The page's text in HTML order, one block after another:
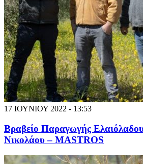
17 ΙΟΥΝΙΟΥ 2022 - 13:53
Βραβείο Παραγωγής
Νικολάου – MASTROS